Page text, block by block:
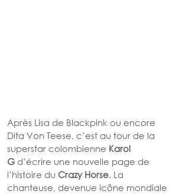
Après Lisa de Blackpink ou encore
Dita Von Teese, c’est au tour de la
superstar colombienne Karol
G d’écrire une nouvelle page de
l’histoire du Crazy Horse. La
chanteuse, devenue icône mondiale